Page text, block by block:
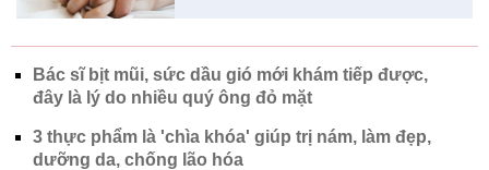
Bác sĩ bịt mũi, sức dầu gió mới khám tiếp được,
đây là lý do nhiều quý ông đỏ mặt
3 thực phẩm là 'chìa khóa' giúp trị nám, làm đẹp,
dưỡng da, chống lão hóa